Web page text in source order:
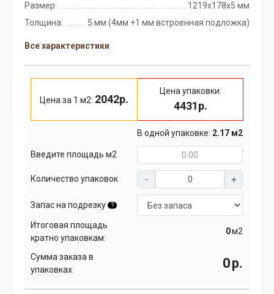
Размер:
1219x178x5 мм
Толщина:
5 мм (4мм +1 мм встроенная подложка)
Все характеристики
Цена за 1 м2: 2042р.
Цена упаковки:
4431р.
В одной упаковке: 2.17 м2
Введите площадь м2
Количество упаковок
Запас на подрезку ?
Итоговая площадь
кратно упаковкам:
м2
Сумма заказа в
упаковках:
р.